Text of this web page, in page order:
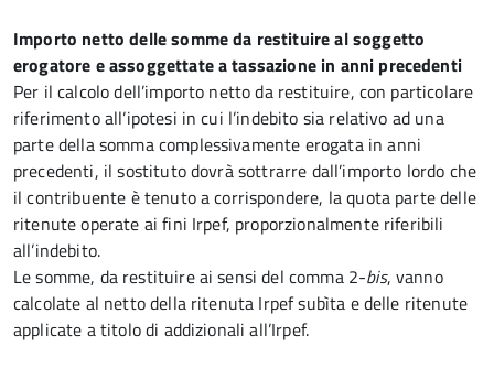
Importo netto delle somme da restituire al soggetto
erogatore e assoggettate a tassazione in anni precedenti
Per il calcolo dell’importo netto da restituire, con particolare
riferimento all’ipotesi in cui l’indebito sia relativo ad una
parte della somma complessivamente erogata in anni
precedenti, il sostituto dovrà sottrarre dall’importo lordo che
il contribuente è tenuto a corrispondere, la quota parte delle
ritenute operate ai fini Irpef, proporzionalmente riferibili
all’indebito.
Le somme, da restituire ai sensi del comma 2-bis, vanno
calcolate al netto della ritenuta Irpef subìta e delle ritenute
applicate a titolo di addizionali all’Irpef.